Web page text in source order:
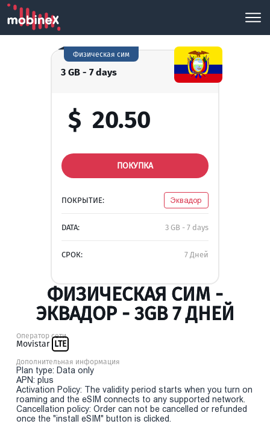
3 GB - 7 days
Физическая сим
$ 20.50
ПОКУПКА
ПОКРЫТИЕ: Эквадор
DATA: 3 GB - 7 days
СРОК: 7 Дней
ФИЗИЧЕСКАЯ СИМ -
ЭКВАДОР - 3GB 7 ДНЕЙ
Оператор сети
Movistar LTE
Дополнительная информация
Plan type: Data only
APN: plus
Activation Policy: The validity period starts when you turn on
roaming and the eSIM connects to any supported network.
Cancellation policy: Order can not be cancelled or refunded
once the "install eSIM" button is clicked.